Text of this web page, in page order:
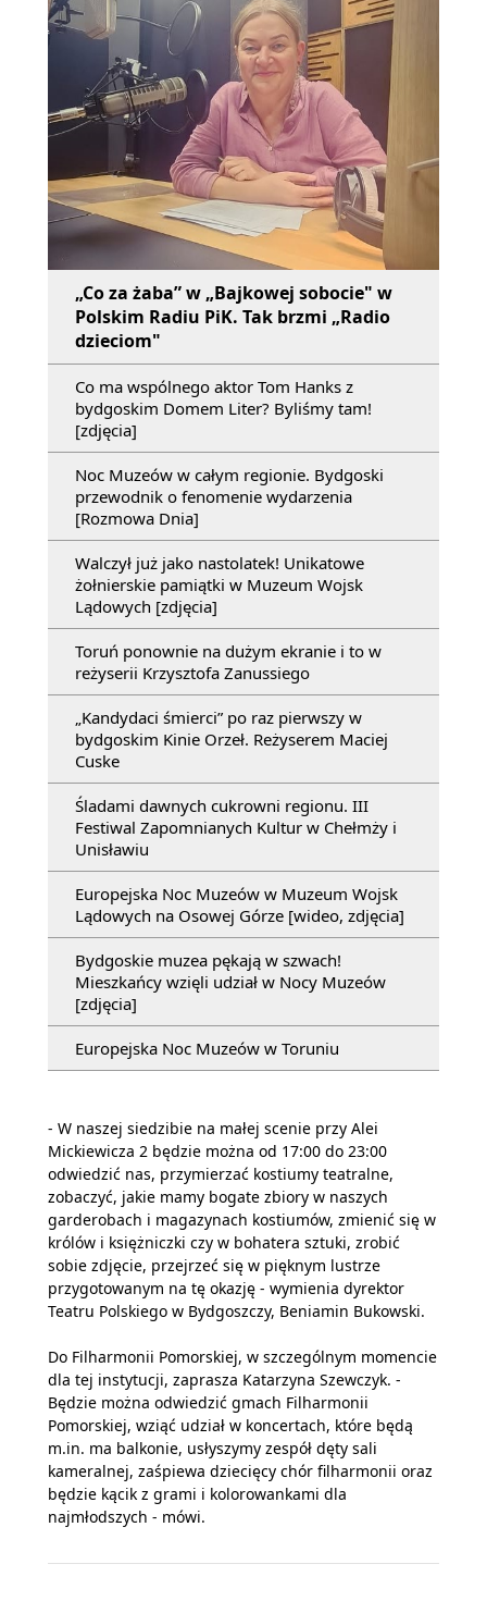
„Co za żaba” w „Bajkowej sobocie" w
Polskim Radiu PiK. Tak brzmi „Radio
dzieciom"
Co ma wspólnego aktor Tom Hanks z
bydgoskim Domem Liter? Byliśmy tam!
[zdjęcia]
Noc Muzeów w całym regionie. Bydgoski
przewodnik o fenomenie wydarzenia
[Rozmowa Dnia]
Walczył już jako nastolatek! Unikatowe
żołnierskie pamiątki w Muzeum Wojsk
Lądowych [zdjęcia]
Toruń ponownie na dużym ekranie i to w
reżyserii Krzysztofa Zanussiego
„Kandydaci śmierci” po raz pierwszy w
bydgoskim Kinie Orzeł. Reżyserem Maciej
Cuske
Śladami dawnych cukrowni regionu. III
Festiwal Zapomnianych Kultur w Chełmży i
Unisławiu
Europejska Noc Muzeów w Muzeum Wojsk
Lądowych na Osowej Górze [wideo, zdjęcia]
Bydgoskie muzea pękają w szwach!
Mieszkańcy wzięli udział w Nocy Muzeów
[zdjęcia]
Europejska Noc Muzeów w Toruniu
- W naszej siedzibie na małej scenie przy Alei
Mickiewicza 2 będzie można od 17:00 do 23:00
odwiedzić nas, przymierzać kostiumy teatralne,
zobaczyć, jakie mamy bogate zbiory w naszych
garderobach i magazynach kostiumów, zmienić się w
królów i księżniczki czy w bohatera sztuki, zrobić
sobie zdjęcie, przejrzeć się w pięknym lustrze
przygotowanym na tę okazję - wymienia dyrektor
Teatru Polskiego w Bydgoszczy, Beniamin Bukowski.
Do Filharmonii Pomorskiej, w szczególnym momencie
dla tej instytucji, zaprasza Katarzyna Szewczyk. -
Będzie można odwiedzić gmach Filharmonii
Pomorskiej, wziąć udział w koncertach, które będą
m.in. ma balkonie, usłyszymy zespół dęty sali
kameralnej, zaśpiewa dziecięcy chór filharmonii oraz
będzie kącik z grami i kolorowankami dla
najmłodszych - mówi.